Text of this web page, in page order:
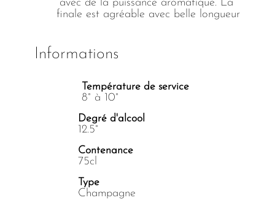
avec de la puissance aromatique. La
finale est agréable avec belle longueur
Informations
Température de service
8° à 10°
Degré d'alcool
12.5°
Contenance
75cl
Type
Champagne